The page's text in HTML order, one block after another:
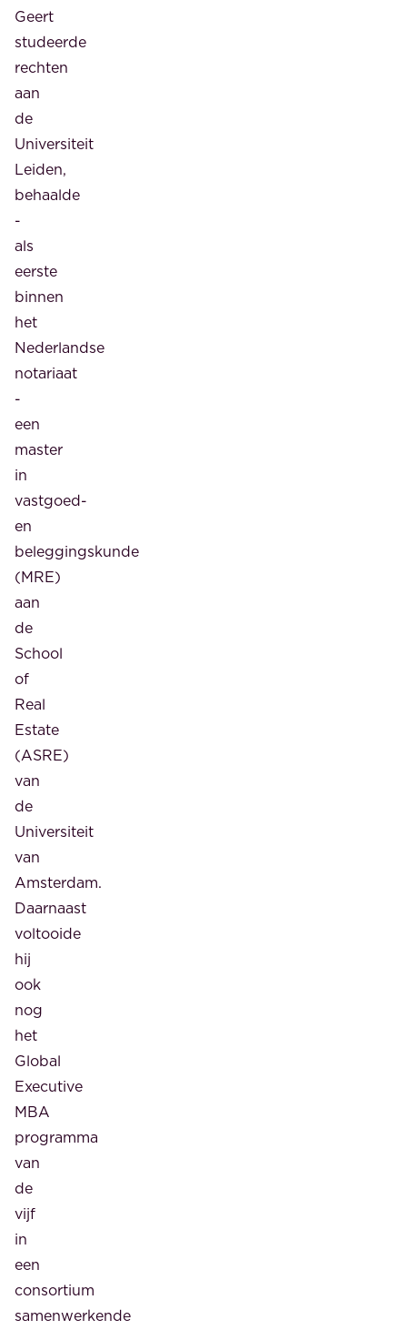
Geert
studeerde
rechten
aan
de
Universiteit
Leiden,
behaalde
-
als
eerste
binnen
het
Nederlandse
notariaat
-
een
master
in
vastgoed-
en
beleggingskunde
(MRE)
aan
de
School
of
Real
Estate
(ASRE)
van
de
Universiteit
van
Amsterdam.
Daarnaast
voltooide
hij
ook
nog
het
Global
Executive
MBA
programma
van
de
vijf
in
een
consortium
samenwerkende